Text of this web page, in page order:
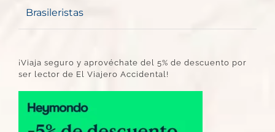
Brasileristas
¡Viaja seguro y aprovéchate del 5% de descuento por
ser lector de El Viajero Accidental!